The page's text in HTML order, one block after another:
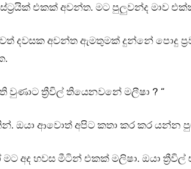
ස්ට්‍රයික් එකක් අවන්ත. මට පුලුවන්ද මාව
දවසක අවන්ත ඇමතුමක් දුන්නේ පොදු
වුණාට ත්‍රීවිල් තියෙනවනේ මලීෂා ? “
ඔයා ආවොත් අපිට කතා කර කර
මට අද හවස මීටින් එකක් මලිෂා. ඔයා